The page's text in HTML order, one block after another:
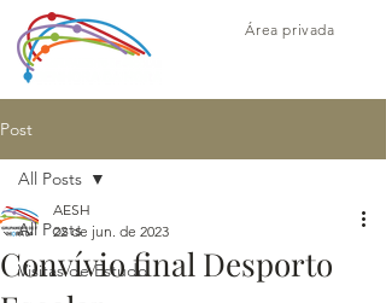
Área privada
Post
All Posts
Visitas de Estudo
All Posts
Convívio final Desporto
AESH
22 de jun. de 2023